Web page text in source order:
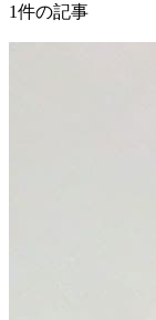
1件の記事